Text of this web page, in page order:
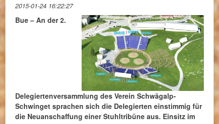
2015-01-24 16:22:27
Bue – An der 2.
Delegiertenversammlung des Verein Schwägalp-
Schwinget sprachen sich die Delegierten einstimmig für
die Neuanschaffung einer Stuhltribüne aus. Einsitz im